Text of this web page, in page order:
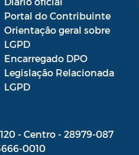
Portal do Contribuinte
Orientação geral sobre
LGPD
Encarregado DPO
Legislação Relacionada
LGPD
- Centro - 28979-087
0010